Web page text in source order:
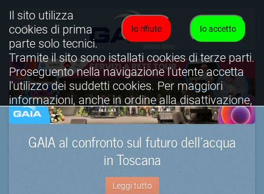
GAIA al confronto sul futuro dell’acqua
in Toscana
Leggi tutto
Io accetto
Io rifiuto
Il sito utilizza
cookies di prima
parte solo tecnici.
Tramite il sito sono istallati cookies di terze parti.
Proseguento nella navigazione l'utente accetta
l'utilizzo dei suddetti cookies. Per maggiori
informazioni, anche in ordine alla disattivazione,
è possibile consultare l'informativa cookies
completa.
Visualizza informativa completa.